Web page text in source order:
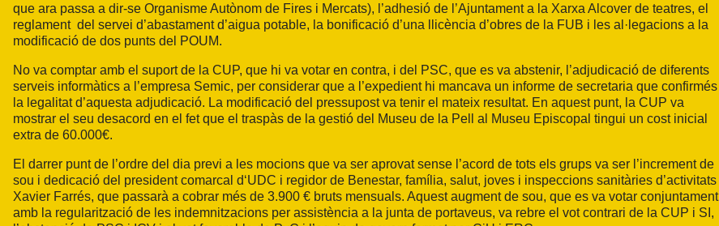
que ara passa a dir-se Organisme Autònom de Fires i Mercats), l’adhesió de l’Ajuntament a la Xarxa Alcover de teatres, el
reglament del servei d’abastament d’aigua potable, la bonificació d’una llicència d’obres de la FUB i les al·legacions a la
modificació de dos punts del POUM.
No va comptar amb el suport de la CUP, que hi va votar en contra, i del PSC, que es va abstenir, l’adjudicació de diferents
serveis informàtics a l’empresa Semic, per considerar que a l’expedient hi mancava un informe de secretaria que confirmés
la legalitat d’aquesta adjudicació. La modificació del pressupost va tenir el mateix resultat. En aquest punt, la CUP va
mostrar el seu desacord en el fet que el traspàs de la gestió del Museu de la Pell al Museu Episcopal tingui un cost inicial
extra de 60.000€.
El darrer punt de l’ordre del dia previ a les mocions que va ser aprovat sense l’acord de tots els grups va ser l’increment de
sou i dedicació del president comarcal d‘UDC i regidor de Benestar, família, salut, joves i inspeccions sanitàries d’activitats
Xavier Farrés, que passarà a cobrar més de 3.900 € bruts mensuals. Aquest augment de sou, que es va votar conjuntament
amb la regularització de les indemnitzacions per assistència a la junta de portaveus, va rebre el vot contrari de la CUP i SI,